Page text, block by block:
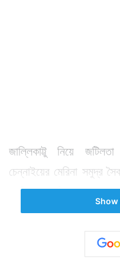
জাল্লিকাট্টু নিয়ে
চেন্নাইয়ের মেরিনা সমুদ্র
প্রতিবাদে সামিল হন।
গত রবিবার থেকে ফের
কিন্তু তাতেও আন্দোলন
নিয়ে স্থায়ী সমাধান না
Show